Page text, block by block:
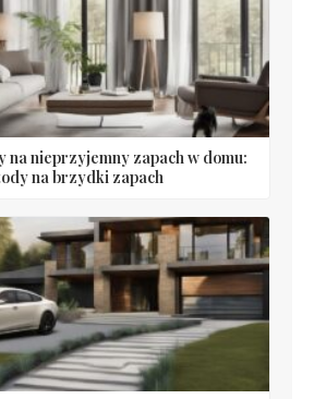
na nieprzyjemny zapach w domu:
na brzydki zapach